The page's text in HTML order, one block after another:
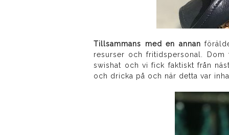
Tillsammans med en annan
resurser och fritidspersonal.
swishat och vi fick faktiskt från
och dricka på och när detta var